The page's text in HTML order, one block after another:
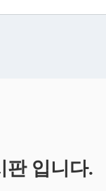
판 입니다.